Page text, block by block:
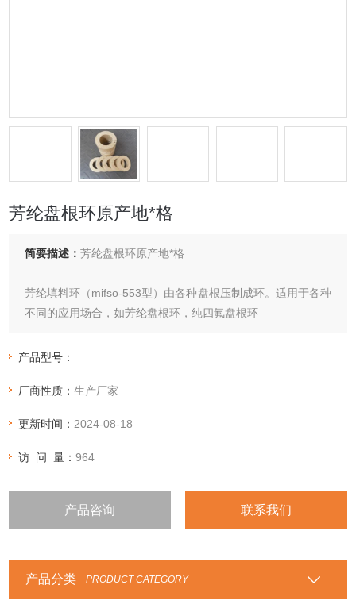
芳纶盘根环原产地*格
简要描述：芳纶盘根环原产地*格
芳纶填料环（mifso-553型）由各种盘根压制成环。适用于各种
不同的应用场合，如芳纶盘根环，纯四氟盘根环
产品型号：
厂商性质：生产厂家
更新时间： 2024-08-18
访 问 量：964
产品咨询 联系我们
产品分类 PRODUCT CATEGORY